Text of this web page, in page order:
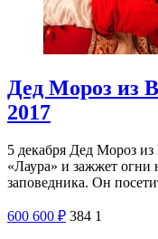
Дед Мороз из
2017
5 декабря Дед Мороз
«Лаура» и зажжет огни
заповедника. Он
600 600 ₽ 384 1